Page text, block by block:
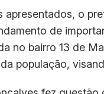
apresentados, o
de
no bairro 13 de
população,